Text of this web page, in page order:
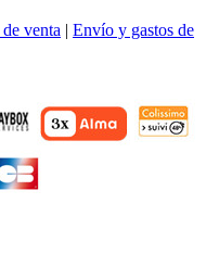
venta | Envío y gastos de